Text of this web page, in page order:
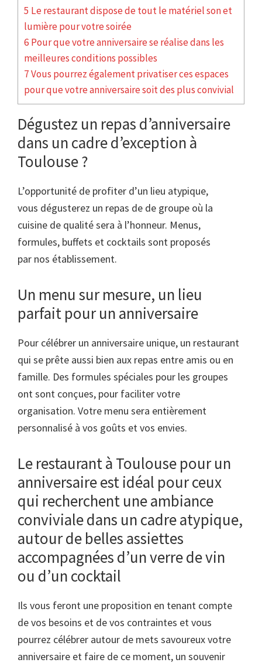
5 Le restaurant dispose de tout le matériel son et
lumière pour votre soirée
6 Pour que votre anniversaire se réalise dans les
meilleures conditions possibles
7 Vous pourrez également privatiser ces espaces
pour que votre anniversaire soit des plus convivial
Dégustez un repas d’anniversaire
dans un cadre d’exception à
Toulouse ?
L’opportunité de profiter d’un lieu atypique,
vous dégusterez un repas de de groupe où la
cuisine de qualité sera à l’honneur. Menus,
formules, buffets et cocktails sont proposés
par nos établissement.
Un menu sur mesure, un lieu
parfait pour un anniversaire
Pour célébrer un anniversaire unique, un restaurant
qui se prête aussi bien aux repas entre amis ou en
famille. Des formules spéciales pour les groupes
ont sont conçues, pour faciliter votre
organisation. Votre menu sera entièrement
personnalisé à vos goûts et vos envies.
Le restaurant à Toulouse pour un
anniversaire est idéal pour ceux
qui recherchent une ambiance
conviviale dans un cadre atypique,
autour de belles assiettes
accompagnées d’un verre de vin
ou d’un cocktail
Ils vous feront une proposition en tenant compte
de vos besoins et de vos contraintes et vous
pourrez célébrer autour de mets savoureux votre
anniversaire et faire de ce moment, un souvenir